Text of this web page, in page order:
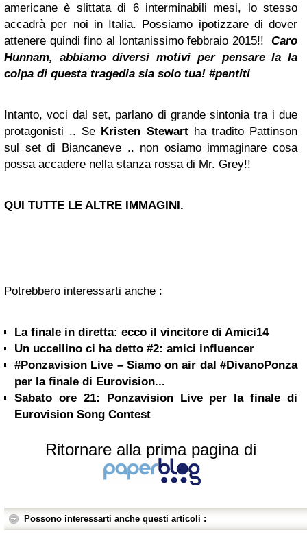
americane è slittata di 6 interminabili mesi, lo stesso
accadrà per noi in Italia. Possiamo ipotizzare di dover
attenere quindi fino al lontanissimo febbraio 2015!! Caro
Hunnam, abbiamo diversi motivi per pensare la la
colpa di questa tragedia sia solo tua! #pentiti
Intanto, voci dal set, parlano di grande sintonia tra i due
protagonisti .. Se Kristen Stewartha tradito Pattinson
sul set di Biancaneve .. non osiamo immaginare cosa
possa accadere nella stanza rossa di Mr. Grey!!
QUI TUTTE LE ALTRE IMMAGINI.
Potrebbero interessarti anche :
La finale in diretta: ecco il vincitore di Amici14
Un uccellino ci ha detto #2: amici influencer
#Ponzavision Live – Siamo on air dal #DivanoPonza
per la finale di Eurovision...
Sabato ore 21: Ponzavision Live per la finale di
Eurovision Song Contest
Ritornare alla prima pagina di
Possono interessarti anche questi articoli :